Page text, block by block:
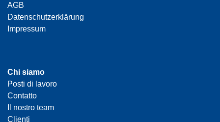
AGB
Datenschutzerklärung
Impressum
Chi siamo
Posti di lavoro
Contatto
Il nostro team
Clienti